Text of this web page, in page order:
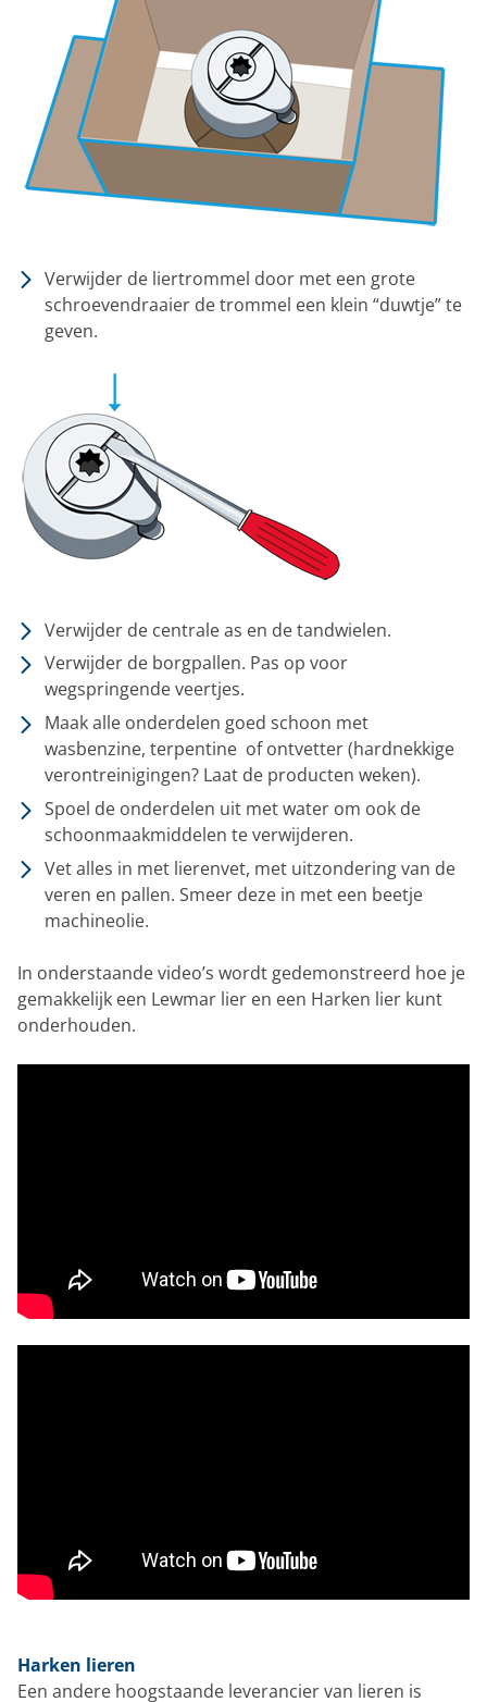
Verwijder de liertrommel door met een grote
schroevendraaier de trommel een klein “duwtje” te
geven.
Verwijder de centrale as en de tandwielen.
Verwijder de borgpallen. Pas op voor
wegspringende veertjes.
Maak alle onderdelen goed schoon met
wasbenzine, terpentine of ontvetter (hardnekkige
verontreinigingen? Laat de producten weken).
Spoel de onderdelen uit met water om ook de
schoonmaakmiddelen te verwijderen.
Vet alles in met lierenvet, met uitzondering van de
veren en pallen. Smeer deze in met een beetje
machineolie.
In onderstaande video’s wordt gedemonstreerd hoe je
gemakkelijk een Lewmar lier en een Harken lier kunt
onderhouden.
Harken lieren
Een andere hoogstaande leverancier van lieren is